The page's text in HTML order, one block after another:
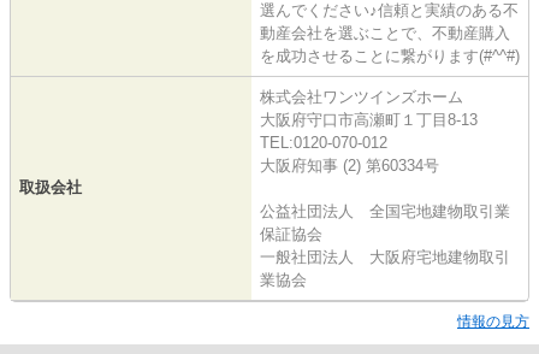
選んでください♪信頼と実績のある不
動産会社を選ぶことで、不動産購入
を成功させることに繋がります(#^^#)
取扱会社
株式会社ワンツインズホーム
大阪府守口市高瀬町１丁目8-13
TEL:0120-070-012
大阪府知事 (2) 第60334号
公益社団法人 全国宅地建物取引業
保証協会
一般社団法人 大阪府宅地建物取引
業協会
情報の見方